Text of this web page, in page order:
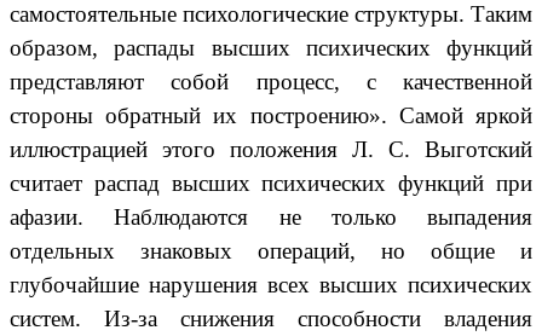
самостоятельные психологические структуры. Таким
образом, распады высших психических функций
представляют собой процесс, с качественной
стороны обратный их построению». Самой яркой
иллюстрацией этого положения Л. С. Выготский
считает распад высших психических функций при
афазии. Наблюдаются не только выпадения
отдельных знаковых операций, но общие и
глубочайшие нарушения всех высших психических
систем. Из-за снижения способности владения